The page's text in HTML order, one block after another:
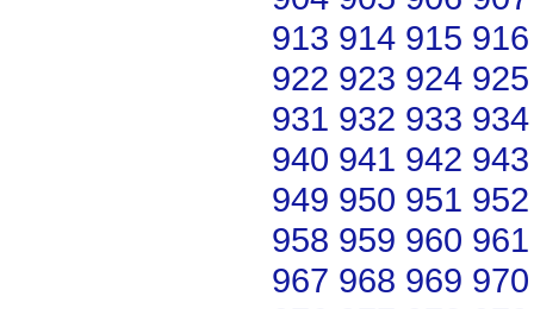
913 914 915 916
922 923 924 925
931 932 933 934
940 941 942 943
949 950 951 952
958 959 960 961
967 968 969 970